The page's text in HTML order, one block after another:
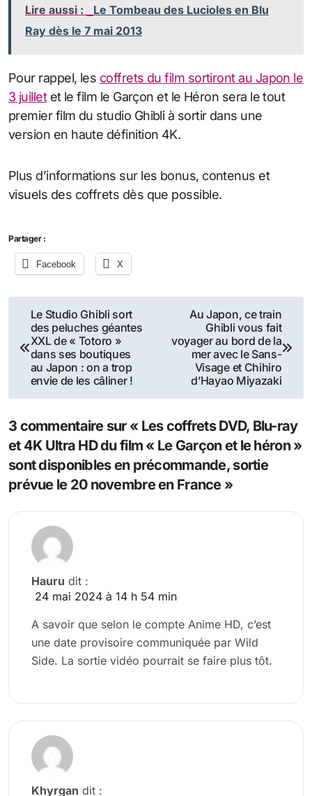
Lire aussi :
Le Tombeau des Lucioles en Blu
Ray dès le 7 mai 2013
Pour rappel, les coffrets du film sortiront au Japon le
3 juilletet le film le Garçon et le Héron sera le tout
premier film du studio Ghibli à sortir dans une
version en haute définition 4K.
Plus d’informations sur les bonus, contenus et
visuels des coffrets dès que possible.
Partager :
Facebook X
Navigation
de
l’article
Le Studio Ghibli sort
des peluches géantes
XXL de « Totoro »
dans ses boutiques
au Japon : on a trop
envie de les câliner !
Au Japon, ce train
Ghibli vous fait
voyager au bord de la
mer avec le Sans-
Visage et Chihiro
d’Hayao Miyazaki
3 commentaire sur « Les coffrets DVD, Blu-ray
et 4K Ultra HD du film « Le Garçon et le héron »
sont disponibles en précommande, sortie
prévue le 20 novembre en France »
Hauru dit :
24 mai 2024 à 14 h 54 min
A savoir que selon le compte Anime HD, c’est
une date provisoire communiquée par Wild
Side. La sortie vidéo pourrait se faire plus tôt.
Khyrgan dit :